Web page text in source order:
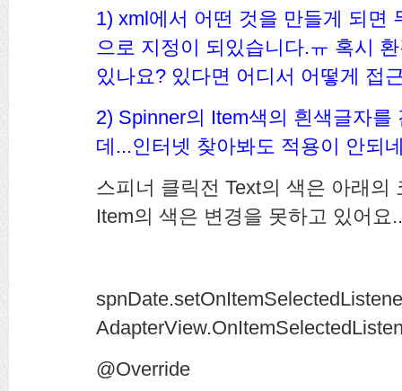
1) xml에서 어떤 것을 만들게 되면
으로 지정이 되있습니다.ㅠ 혹시
있나요? 있다면 어디서 어떻게 접
2) Spinner의 Item색의 흰색글자
데...인터넷 찾아봐도 적용이 안되
스피너 클릭전 Text의 색은 아래의
Item의 색은 변경을 못하고 있어요
@Override